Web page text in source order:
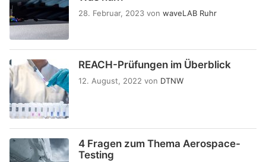
28. Februar, 2023 von waveLAB Ruhr
REACH-Prüfungen im Überblick
12. August, 2022 von DTNW
4 Fragen zum Thema Aerospace-
Testing